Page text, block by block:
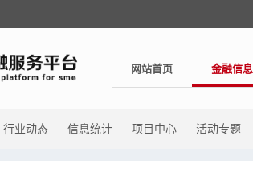
网站首页 金融信息
行业动态 信息统计 项目中心 活动专题